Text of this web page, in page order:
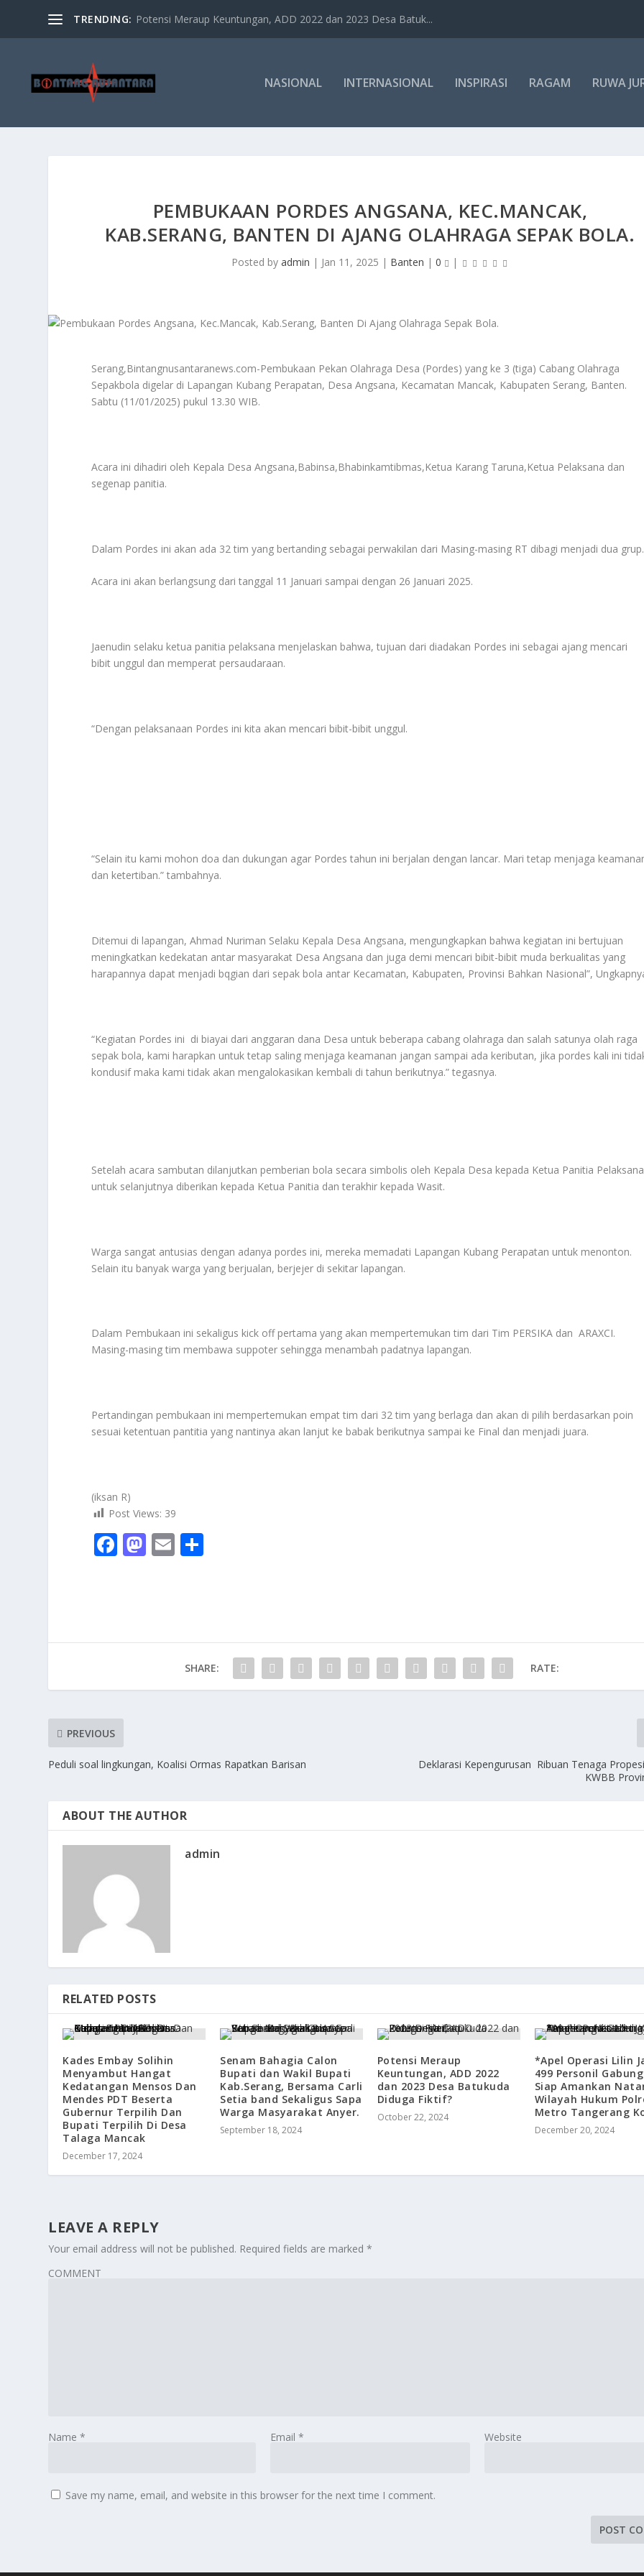
TRENDING: Potensi Meraup Keuntungan, ADD 2022 dan 2023 Desa Batuk...
NASIONAL INTERNASIONAL INSPIRASI RAGAM RUWA
PEMBUKAAN PORDES ANGSANA, KEC.MANCAK,
KAB.SERANG, BANTEN DI AJANG OLAHRAGA SEPAK BOLA.
Posted byadmin | Jan 11, 2025 | Banten |0 |
Serang,Bintangnusantaranews.com-Pembukaan Pekan Olahraga Desa (Pordes) yang ke 3 (tiga) Cabang Olahraga
Sepakbola digelar di Lapangan Kubang Perapatan, Desa Angsana, Kecamatan Mancak, Kabupaten Serang, Banten.
Sabtu (11/01/2025) pukul 13.30 WIB.
Acara ini dihadiri oleh Kepala Desa Angsana,Babinsa,Bhabinkamtibmas,Ketua Karang Taruna,Ketua Pelaksana dan
segenap panitia.
Dalam Pordes ini akan ada 32 tim yang bertanding sebagai perwakilan dari Masing-masing RT dibagi menjadi dua grup.
Acara ini akan berlangsung dari tanggal 11 Januari sampai dengan 26 Januari 2025.
Jaenudin selaku ketua panitia pelaksana menjelaskan bahwa, tujuan dari diadakan Pordes ini sebagai ajang mencari
bibit unggul dan memperat persaudaraan.
“Dengan pelaksanaan Pordes ini kita akan mencari bibit-bibit unggul.
“Selain itu kami mohon doa dan dukungan agar Pordes tahun ini berjalan dengan lancar. Mari tetap menjaga
dan ketertiban.” tambahnya.
Ditemui di lapangan, Ahmad Nuriman Selaku Kepala Desa Angsana, mengungkapkan bahwa kegiatan ini bertujuan
meningkatkan kedekatan antar masyarakat Desa Angsana dan juga demi mencari bibit-bibit muda berkualitas yang
harapannya dapat menjadi bqgian dari sepak bola antar Kecamatan, Kabupaten, Provinsi Bahkan Nasional”,
“Kegiatan Pordes ini di biayai dari anggaran dana Desa untuk beberapa cabang olahraga dan salah satunya olah raga
sepak bola, kami harapkan untuk tetap saling menjaga keamanan jangan sampai ada keributan, jika pordes kali ini
kondusif maka kami tidak akan mengalokasikan kembali di tahun berikutnya.” tegasnya.
Setelah acara sambutan dilanjutkan pemberian bola secara simbolis oleh Kepala Desa kepada Ketua Panitia
untuk selanjutnya diberikan kepada Ketua Panitia dan terakhir kepada Wasit.
Warga sangat antusias dengan adanya pordes ini, mereka memadati Lapangan Kubang Perapatan untuk menonton.
Selain itu banyak warga yang berjualan, berjejer di sekitar lapangan.
Dalam Pembukaan ini sekaligus kick off pertama yang akan mempertemukan tim dari Tim PERSIKA dan ARAXCI.
Masing-masing tim membawa suppoter sehingga menambah padatnya lapangan.
Pertandingan pembukaan ini mempertemukan empat tim dari 32 tim yang berlaga dan akan di pilih berdasarkan poin
sesuai ketentuan pantitia yang nantinya akan lanjut ke babak berikutnya sampai ke Final dan menjadi juara.
(iksan R)
Post Views: 39
F
o
k
M
o
E
SHARE: RATE:
PREVIOUS
Peduli soal lingkungan, Koalisi Ormas Rapatkan Barisan
Deklarasi Kepengurusan Ribuan Tenaga
KWBB
ABOUT THE AUTHOR
admin
RELATED POSTS
Kades Embay Solihin
Menyambut Hangat
Kedatangan Mensos Dan
Mendes PDT Beserta
Gubernur Terpilih Dan
Bupati Terpilih Di Desa
Talaga Mancak
December 17, 2024
Senam Bahagia Calon
Bupati dan Wakil Bupati
Kab.Serang, Bersama Carli
Setia band Sekaligus Sapa
Warga Masyarakat Anyer.
September 18, 2024
Potensi Meraup
Keuntungan, ADD 2022
dan 2023 Desa Batukuda
Diduga Fiktif?
October 22, 2024
*Apel Operasi Lilin
499 Personil
Siap Amankan
Wilayah Hukum
Metro Tangerang
December 20, 2024
LEAVE A REPLY
Your email address will not be published. Required fields are marked*
COMMENT
Name* Email * Website
Save my name, email, and website in this browser for the next time I comment.